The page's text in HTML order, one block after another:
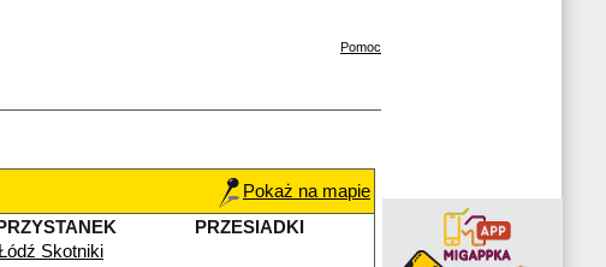
Pomoc
Pokaż na mapie
PRZYSTANEK
PRZESIADKI
Skotniki